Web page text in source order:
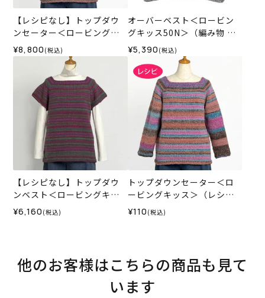
【レシピなし】トップダウ
ンセーター＜ロービングキ
ッス59P＞（編み物 材料セ
ット）
¥8,800 (税込)
オーバーベスト＜ロービン
グキッス50N＞（編み物 材
料セット）
¥5,390 (税込)
【レシピなし】トップダウ
ンベスト＜ロービングキッ
ス57R＞（編み物 材料セッ
ト）
¥6,160 (税込)
トップダウンセーター＜ロ
ービングキッス＞（レシ
ピ）
¥110 (税込)
他のお客様はこちらの商品も見て
います